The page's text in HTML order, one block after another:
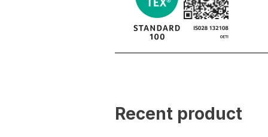
Recent product
Notwendige Cookies sind
Beispiel das Bereitstellen
speichern keine